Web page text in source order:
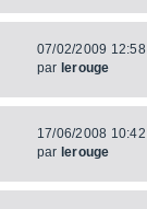
07/02/2009 12:58
par lerouge
17/06/2008 10:42
par lerouge